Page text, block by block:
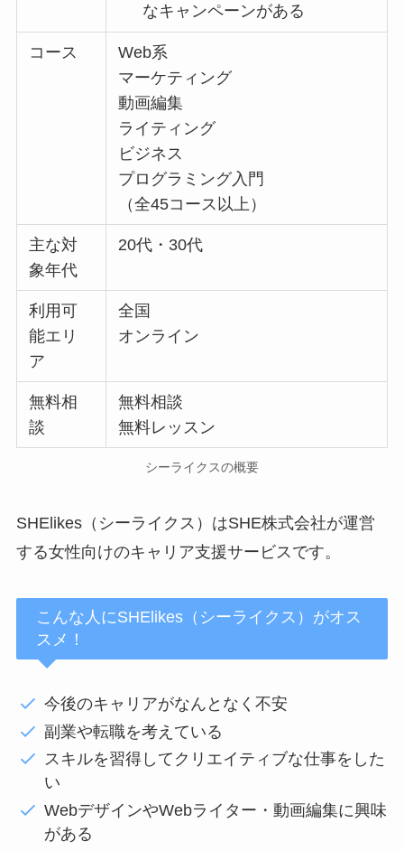
なキャンペーンがある
コース
Web系
マーケティング
動画編集
ライティング
ビジネス
プログラミング入門
（全45コース以上）
主な対
象年代
20代・30代
利用可
能エリ
ア
全国
オンライン
無料相
談
無料相談
無料レッスン
シーライクスの概要
SHElikes（シーライクス）はSHE株式会社が運営
する女性向けのキャリア支援サービスです。
こんな人にSHElikes（シーライクス）がオス
スメ！
今後のキャリアがなんとなく不安
副業や転職を考えている
スキルを習得してクリエイティブな仕事をした
い
WebデザインやWebライター・動画編集に興味
がある